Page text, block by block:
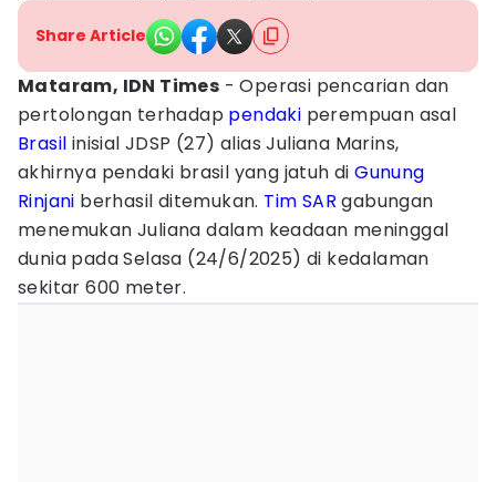
Share Article
Mataram, IDN Times - Operasi pencarian dan
pertolongan terhadap pendaki perempuan asal
Brasil inisial JDSP (27) alias Juliana Marins,
akhirnya pendaki brasil yang jatuh diGunung
Rinjani berhasil ditemukan. Tim SAR gabungan
menemukan Juliana dalam keadaan meninggal
dunia pada Selasa (24/6/2025) di kedalaman
sekitar 600 meter.